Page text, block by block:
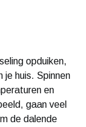
opduiken,
je huis. Spinnen
en
gaan veel
de dalende